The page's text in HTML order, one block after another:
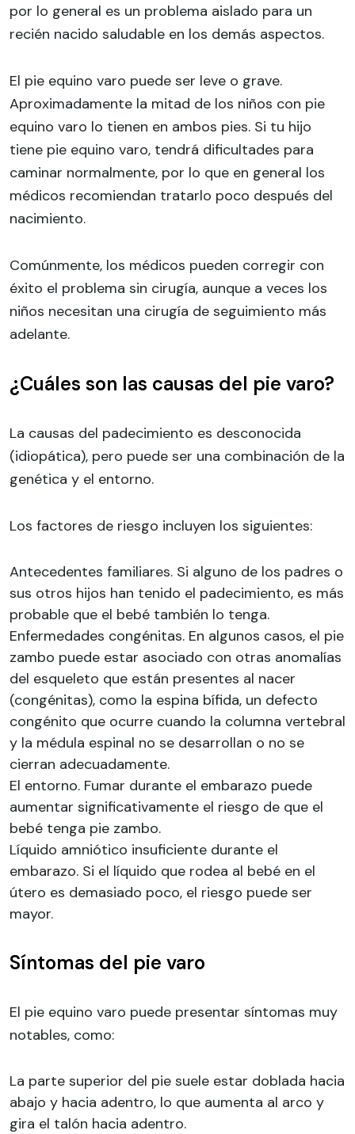
por lo general es un problema aislado para un
recién nacido saludable en los demás aspectos.
El pie equino varo puede ser leve o grave.
Aproximadamente la mitad de los niños con pie
equino varo lo tienen en ambos pies. Si tu hijo
tiene pie equino varo, tendrá dificultades para
caminar normalmente, por lo que en general los
médicos recomiendan tratarlo poco después del
nacimiento.
Comúnmente, los médicos pueden corregir con
éxito el problema sin cirugía, aunque a veces los
niños necesitan una cirugía de seguimiento más
adelante.
¿Cuáles son las causas del pie varo?
La causas del padecimiento es desconocida
(idiopática), pero puede ser una combinación de la
genética y el entorno.
Los factores de riesgo incluyen los siguientes:
Antecedentes familiares. Si alguno de los padres o
sus otros hijos han tenido el padecimiento, es más
probable que el bebé también lo tenga.
Enfermedades congénitas. En algunos casos, el pie
zambo puede estar asociado con otras anomalías
del esqueleto que están presentes al nacer
(congénitas), como la espina bífida, un defecto
congénito que ocurre cuando la columna vertebral
y la médula espinal no se desarrollan o no se
cierran adecuadamente.
El entorno. Fumar durante el embarazo puede
aumentar significativamente el riesgo de que el
bebé tenga pie zambo.
Líquido amniótico insuficiente durante el
embarazo. Si el líquido que rodea al bebé en el
útero es demasiado poco, el riesgo puede ser
mayor.
Síntomas del pie varo
El pie equino varo puede presentar síntomas muy
notables, como:
La parte superior del pie suele estar doblada hacia
abajo y hacia adentro, lo que aumenta al arco y
gira el talón hacia adentro.